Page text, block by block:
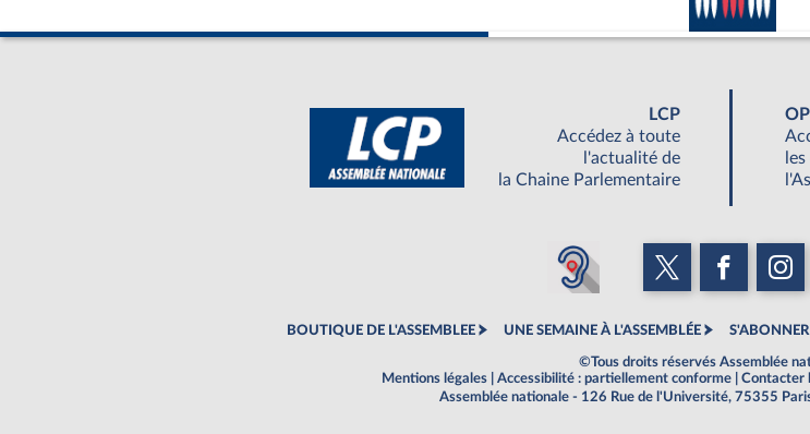
LCP
Accédez à toute
l'actualité de
la Chaine Parlementaire
BOUTIQUE DE L'ASSEMBLEE UNE SEMAINE À L'ASSEMBLÉE
©Tous droits réservés Assemblée
Mentions légales
Accessibilité : partiellement conforme Contacter
Assemblée nationale - 126 Rue de l'Université, 75355